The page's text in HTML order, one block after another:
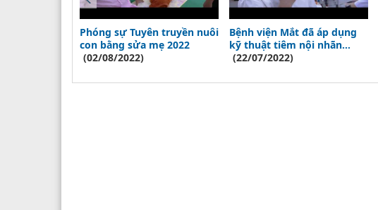
Phóng sự Tuyên truyền nuôi
con bằng sửa mẹ 2022
(02/08/2022)
Bệnh viện Mắt đã áp dụng
kỹ thuật tiêm nội nhãn
trong điều trị
(22/07/2022)